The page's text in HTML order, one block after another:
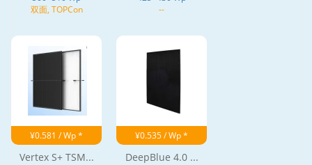
双面, TOPCon
--
¥0.581 / Wp *
Vertex S+ TSM...
¥0.535 / Wp *
DeepBlue 4.0 ...